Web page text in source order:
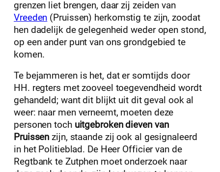
grenzen liet brengen, daar zij zeiden van
Vreeden (Pruissen) herkomstig te zijn, zoodat
hen dadelijk de gelegenheid weder open stond,
op een ander punt van ons grondgebied te
komen.
Te bejammeren is het, dat er somtijds door
HH. regters met zooveel toegevendheid wordt
gehandeld; want dit blijkt uit dit geval ook al
weer: naar men verneemt, moeten deze
personen toch uitgebroken dieven van
Pruissen zijn, staande zij ook al gesignaleerd
in het Politieblad. De Heer Officier van de
Regtbank te Zutphen moet onderzoek naar